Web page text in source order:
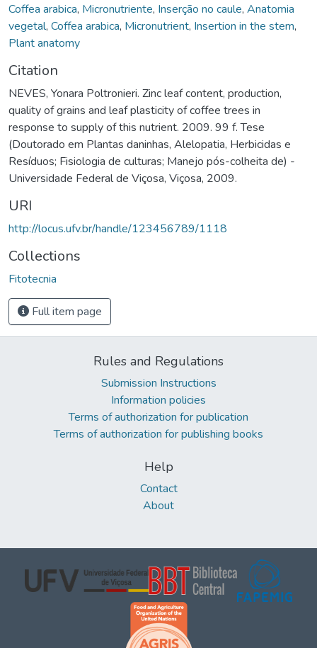
Coffea arabica, Micronutriente, Inserção no caule, Anatomia
vegetal, Coffea arabica, Micronutrient, Insertion in the stem,
Plant anatomy
Citation
NEVES, Yonara Poltronieri. Zinc leaf content, production,
quality of grains and leaf plasticity of coffee trees in
response to supply of this nutrient. 2009. 99 f. Tese
(Doutorado em Plantas daninhas, Alelopatia, Herbicidas e
Resíduos; Fisiologia de culturas; Manejo pós-colheita de) -
Universidade Federal de Viçosa, Viçosa, 2009.
URI
http://locus.ufv.br/handle/123456789/1118
Collections
Fitotecnia
Full item page
Rules and Regulations
Submission Instructions
Information policies
Terms of authorization for publication
Terms of authorization for publishing books
Help
Contact
About